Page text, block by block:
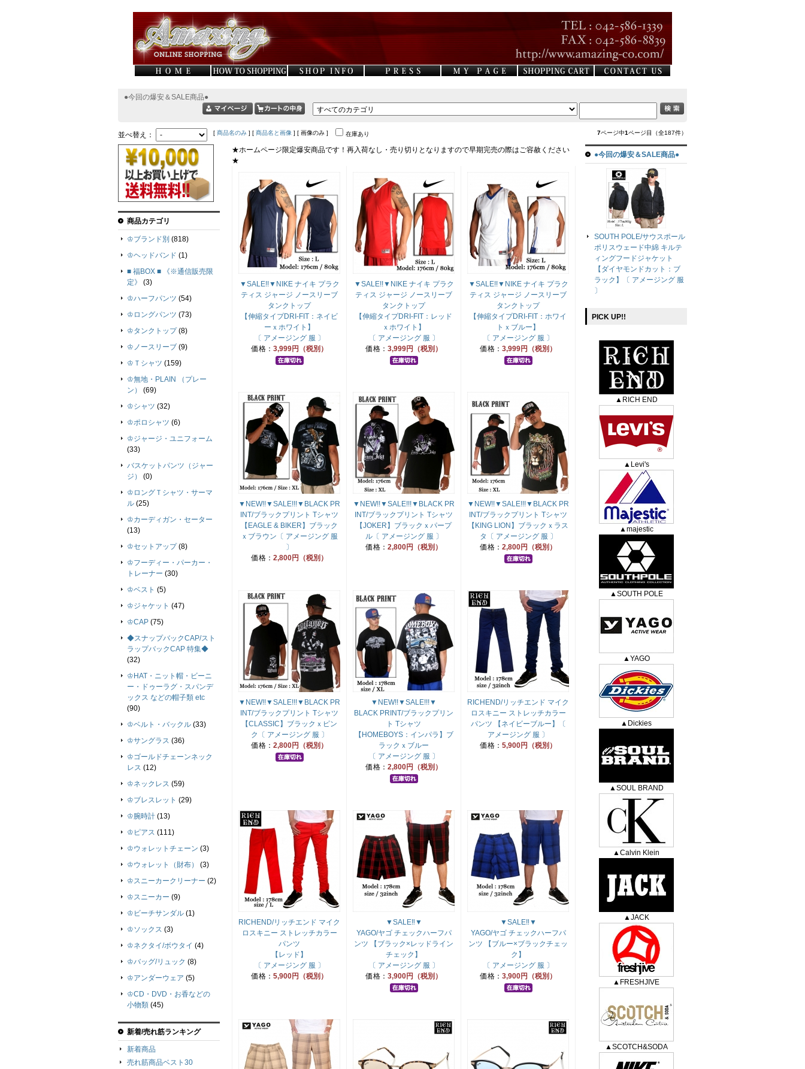
●今回の爆安＆SALE商品●
並べ替え： [ 商品名のみ ] [ 商品名と画像 ] [ 画像のみ ] 在庫あり 7ページ中1ページ目（全187件）
★ホームページ限定爆安商品です！再入荷なし・売り切りとなりますので早期完売の際はご容赦ください
★
▼SALE!!▼NIKE ナイキ プラク
ティス ジャージ ノースリーブ
タンクトップ
【伸縮タイプDRI-FIT：ネイビ
ーｘホワイト】
〔 アメージング 服 〕
価格： 3,999円（税別）
▼SALE!!▼NIKE ナイキ プラク
ティス ジャージ ノースリーブ
タンクトップ
【伸縮タイプDRI-FIT：レッド
ｘホワイト】
〔 アメージング 服 〕
価格： 3,999円（税別）
▼SALE!!▼NIKE ナイキ プラク
ティス ジャージ ノースリーブ
タンクトップ
【伸縮タイプDRI-FIT：ホワイ
トｘブルー】
〔 アメージング 服 〕
価格： 3,999円（税別）
▼NEW!!▼SALE!!!▼BLACK PR
INT/ブラックプリント Tシャツ
【EAGLE & BIKER】ブラック
ｘブラウン〔 アメージング 服
〕
価格： 2,800円（税別）
▼NEW!!▼SALE!!!▼BLACK PR
INT/ブラックプリント Tシャツ
【JOKER】ブラックｘパープ
ル〔 アメージング 服 〕
価格： 2,800円（税別）
▼NEW!!▼SALE!!!▼BLACK PR
INT/ブラックプリント Tシャツ
【KING LION】ブラックｘラス
タ〔 アメージング 服 〕
価格： 2,800円（税別）
▼NEW!!▼SALE!!!▼BLACK PR
INT/ブラックプリント Tシャツ
【CLASSIC】ブラックｘピン
ク〔 アメージング 服 〕
価格： 2,800円（税別）
▼NEW!!▼SALE!!!▼
BLACK PRINT/ブラックプリン
ト Tシャツ
【HOMEBOYS：インパラ】ブ
ラックｘブルー
〔 アメージング 服 〕
価格： 2,800円（税別）
RICHEND/リッチエンド マイク
ロスキニー ストレッチカラー
パンツ 【ネイビーブルー】〔
アメージング 服 〕
価格： 5,900円（税別）
RICHEND/リッチエンド マイク
ロスキニー ストレッチカラー
パンツ
【レッド】
〔 アメージング 服 〕
価格： 5,900円（税別）
▼SALE‼▼
YAGO/ヤゴ チェックハーフパ
ンツ 【ブラック×レッドライン
チェック】
〔 アメージング 服 〕
価格： 3,900円（税別）
▼SALE‼▼
YAGO/ヤゴ チェックハーフパ
ンツ 【ブルー×ブラックチェッ
ク】
〔 アメージング 服 〕
価格： 3,900円（税別）
商品カテゴリ
♔ブランド別 (818)
♔ヘッドバンド (1)
■ 福BOX ■ 《※通信販売限
定》
(3)
♔ハーフパンツ (54)
♔ロングパンツ (73)
♔タンクトップ (8)
♔ノースリーブ (9)
♔Ｔシャツ (159)
♔無地・PLAIN （プレー
ン）
(69)
♔シャツ (32)
♔ポロシャツ (6)
♔ジャージ・ユニフォーム
(33)
バスケットパンツ（ジャー
ジ）
(0)
♔ロングＴシャツ・サーマ
ル (25)
♔カーディガン・セーター
(13)
♔セットアップ (8)
♔フーディー・パーカー・
トレーナー (30)
♔ベスト (5)
♔ジャケット (47)
♔CAP (75)
◆スナップバックCAP/スト
ラップバックCAP 特集◆
(32)
♔HAT・ニット帽・ビーニ
ー・ドゥーラグ・スパンデ
ックス などの帽子類 etc
(90)
♔ベルト・バックル (33)
♔サングラス (36)
♔ゴールドチェーンネック
レス (12)
♔ネックレス (59)
♔ブレスレット (29)
♔腕時計 (13)
♔ピアス (111)
♔ウォレットチェーン (3)
♔ウォレット（財布）
(3)
♔スニーカークリーナー (2)
♔スニーカー (9)
♔ビーチサンダル (1)
♔ソックス (3)
♔ネクタイ/ボウタイ (4)
♔バッグ/リュック (8)
♔アンダーウェア (5)
♔CD・DVD・お香などの
小物類 (45)
新着/売れ筋ランキング
新着商品
売れ筋商品ベスト30
●今回の爆安＆SALE商品●
SOUTH POLE/サウスポール
ポリスウェード中綿 キルテ
ィングフードジャケット
【ダイヤモンドカット：ブ
ラック】〔 アメージング 服
〕
PICK UP!!
▲RICH END
▲Levi's
▲majestic
▲SOUTH POLE
▲YAGO
▲Dickies
▲SOUL BRAND
▲Calvin Klein
▲JACK
▲FRESHJIVE
▲SCOTCH&SODA